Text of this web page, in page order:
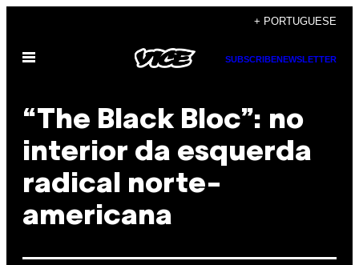
content
+ PORTUGUESE
Open
SUBSCRIBENEWSLETTER
“The Black Bloc”: no
interior da esquerda
radical norte-
americana